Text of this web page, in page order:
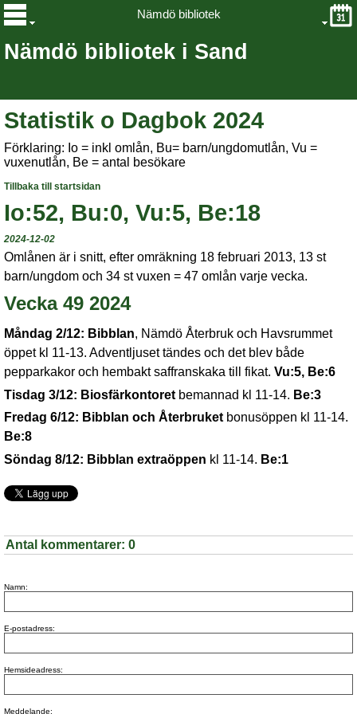
Nämdö bibliotek i Sand
Nämdö bibliotek
Statistik o Dagbok 2024
Förklaring: Io = inkl omlån, Bu= barn/ungdomutlån, Vu =
vuxenutlån, Be = antal besökare
Tillbaka till startsidan
Io:52, Bu:0, Vu:5, Be:18
2024-12-02
Omlånen är i snitt, efter omräkning 18 februari 2013, 13 st
barn/ungdom och 34 st vuxen = 47 omlån varje vecka.
Vecka 49 2024
Måndag 2/12: Bibblan, Nämdö Återbruk och Havsrummet
öppet kl 11-13. Adventljuset tändes och det blev både
pepparkakor och hembakt saffranskaka till fikat. Vu:5, Be:6
Tisdag 3/12: Biosfärkontoret bemannad kl 11-14. Be:3
Fredag 6/12: Bibblan och Återbruket bonusöppen kl 11-14.
Be:8
Söndag 8/12: Bibblan extraöppen kl 11-14. Be:1
Antal kommentarer: 0
Namn:
E-postadress:
Hemsideadress:
Meddelande: